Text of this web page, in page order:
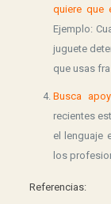
quiere que
Ejemplo:
juguete
que usas
Busca
recientes
el lenguaje
los
Referencias: